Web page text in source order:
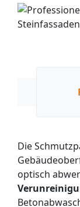
Die
optisch